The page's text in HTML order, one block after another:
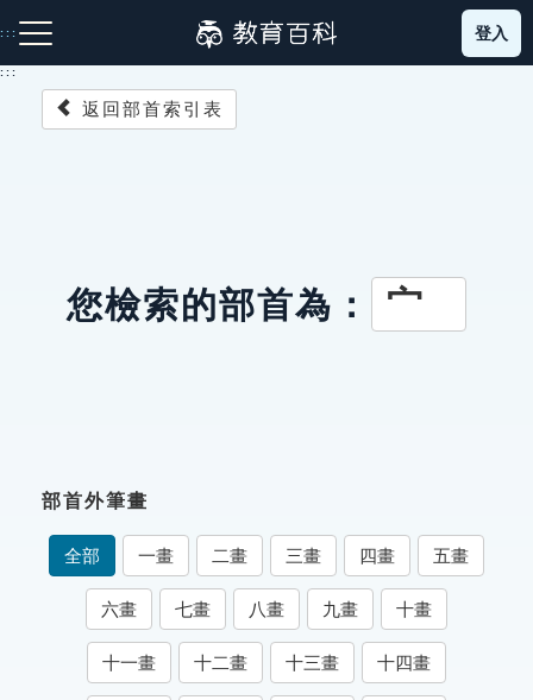
到
主
:::
成語故事
索引選單
知識索引
單字索引
生命大百科索引
登入
:::
返回部首索引表
您檢索的部首為： 宀
部首外筆畫
全部 一畫 二畫 三畫 四畫 五畫
六畫 七畫 八畫 九畫 十畫
十一畫 十二畫 十三畫 十四畫